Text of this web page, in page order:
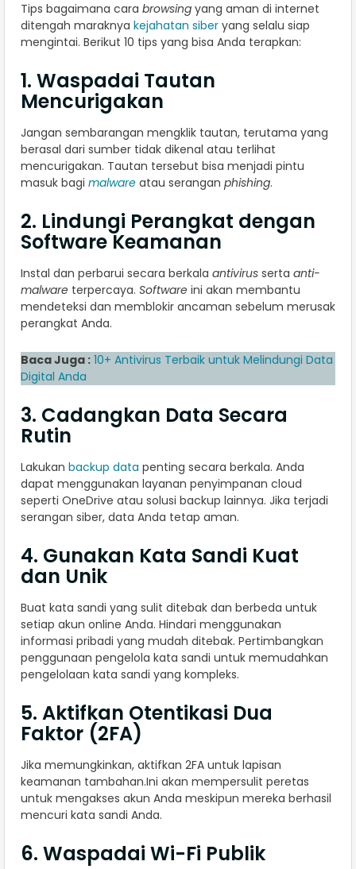
Tips bagaimana cara browsing yang aman di internet
ditengah maraknya kejahatan siber yang selalu siap
mengintai. Berikut 10 tips yang bisa Anda terapkan:
1. Waspadai Tautan
Mencurigakan
Jangan sembarangan mengklik tautan, terutama yang
berasal dari sumber tidak dikenal atau terlihat
mencurigakan. Tautan tersebut bisa menjadi pintu
masuk bagi malware atau serangan phishing.
2. Lindungi Perangkat dengan
Software Keamanan
Instal dan perbarui secara berkala antivirus serta anti-
malware terpercaya. Software ini akan membantu
mendeteksi dan memblokir ancaman sebelum merusak
perangkat Anda.
Baca Juga : 10+ Antivirus Terbaik untuk Melindungi Data
Digital Anda
3. Cadangkan Data Secara
Rutin
Lakukan backup data penting secara berkala. Anda
dapat menggunakan layanan penyimpanan cloud
seperti OneDrive atau solusi backup lainnya. Jika terjadi
serangan siber, data Anda tetap aman.
4. Gunakan Kata Sandi Kuat
dan Unik
Buat kata sandi yang sulit ditebak dan berbeda untuk
setiap akun online Anda. Hindari menggunakan
informasi pribadi yang mudah ditebak. Pertimbangkan
penggunaan pengelola kata sandi untuk memudahkan
pengelolaan kata sandi yang kompleks.
5. Aktifkan Otentikasi Dua
Faktor (2FA)
Jika memungkinkan, aktifkan 2FA untuk lapisan
keamanan tambahan.Ini akan mempersulit peretas
untuk mengakses akun Anda meskipun mereka berhasil
mencuri kata sandi Anda.
6. Waspadai Wi-Fi Publik